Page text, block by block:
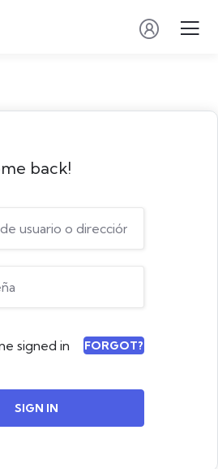
back!
signed in FORGOT?
SIGN IN